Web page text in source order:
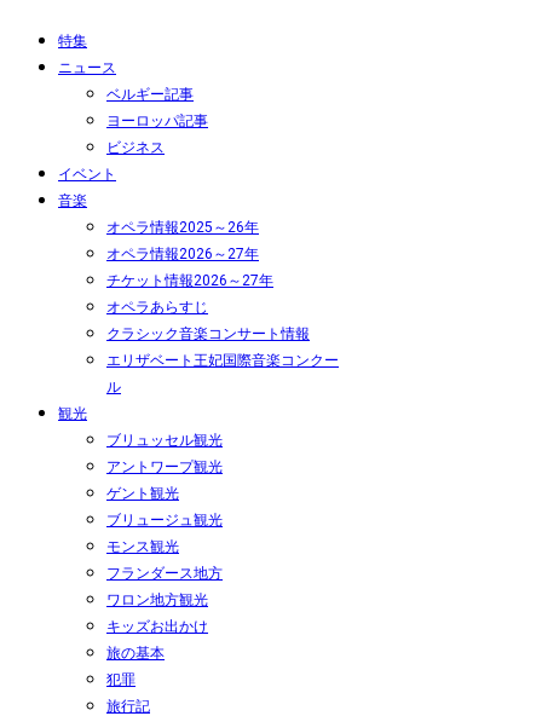
特集
ニュース
ベルギー記事
ヨーロッパ記事
ビジネス
イベント
音楽
オペラ情報2025～26年
オペラ情報2026～27年
チケット情報2026～27年
オペラあらすじ
クラシック音楽コンサート情報
エリザベート王妃国際音楽コンクー
ル
観光
ブリュッセル観光
アントワープ観光
ゲント観光
ブリュージュ観光
モンス観光
フランダース地方
ワロン地方観光
キッズお出かけ
旅の基本
犯罪
旅行記